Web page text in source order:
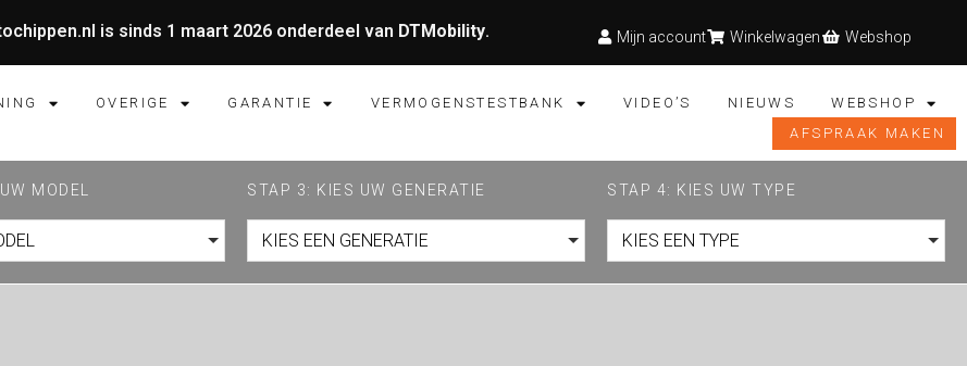
is sinds 1 maart 2026 onderdeel van DTMobility. Mijn account Winkelwagen Webshop
OVERIGE GARANTIE VERMOGENSTESTBANK VIDEO’S NIEUWS
WEBSHOP
AFSPRAAK MAKEN
MODEL STAP 3: KIES UW GENERATIE
KIES EEN GENERATIE
STAP 4: KIES UW TYPE
KIES EEN TYPE